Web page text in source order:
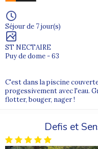
Séjour de 7 jour(s)
ST NECTAIRE
Puy de dome - 63
C'est dans la piscine
progessivement avec l'eau.
flotter, bouger, nager !
Defis et